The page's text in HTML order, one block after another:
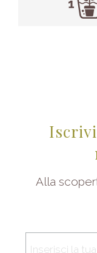
Alla